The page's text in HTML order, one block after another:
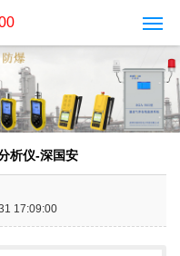
析仪-深国安
17:09:00